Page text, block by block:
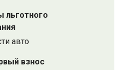
льготного
авто
взнос